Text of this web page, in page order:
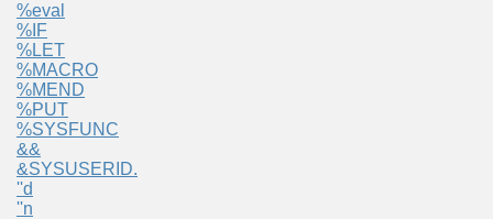
%eval
%IF
%LET
%MACRO
%MEND
%PUT
%SYSFUNC
&&
&SYSUSERID.
''d
''n